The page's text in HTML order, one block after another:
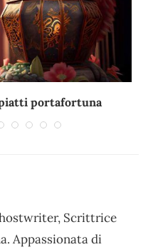
piatti portafortuna
Scrittrice
Appassionata di